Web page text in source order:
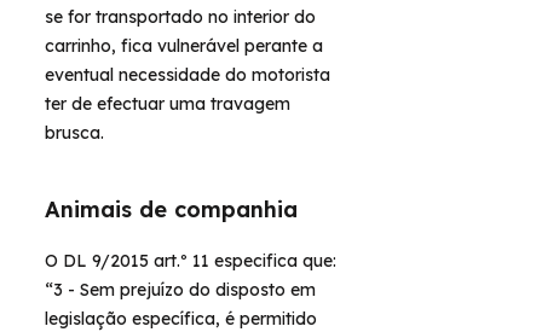
se for transportado no interior do
carrinho, fica vulnerável perante a
eventual necessidade do motorista
ter de efectuar uma travagem
brusca.
Animais de companhia
O DL 9/2015 art.º 11 especifica que:
“3 - Sem prejuízo do disposto em
legislação específica, é permitido